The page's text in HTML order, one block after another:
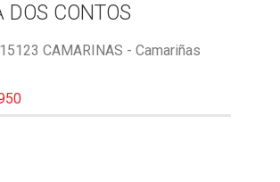
DOS CONTOS
CAMARINAS - Camariñas